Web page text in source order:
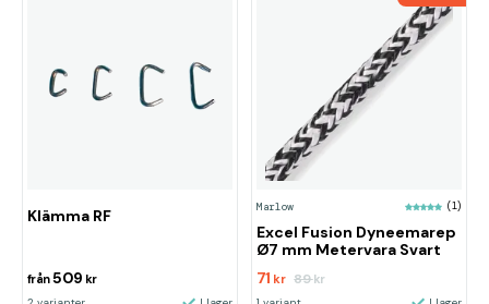
Klämma RF
från509 kr
Marlow (1)
Excel Fusion Dyneemarep
Ø7 mm Metervara Svart
71 kr 89kr